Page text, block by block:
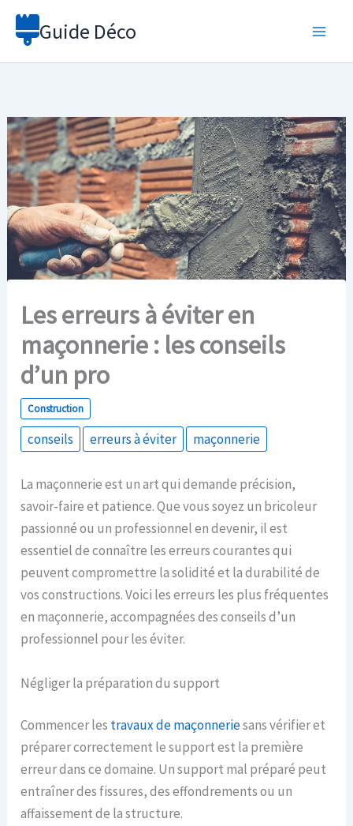
Aller
Guide Déco
Les erreurs à éviter en
maçonnerie : les conseils
d’un pro
Construction
conseils erreurs à éviter maçonnerie
La maçonnerie est un art qui demande précision,
savoir-faire et patience. Que vous soyez un bricoleur
passionné ou un professionnel en devenir, il est
essentiel de connaître les erreurs courantes qui
peuvent compromettre la solidité et la durabilité de
vos constructions. Voici les erreurs les plus fréquentes
en maçonnerie, accompagnées des conseils d’un
professionnel pour les éviter.
Négliger la préparation du support
Commencer les travaux de maçonneriesans vérifier et
préparer correctement le support est la première
erreur dans ce domaine. Un support mal préparé peut
entraîner des fissures, des effondrements ou un
affaissement de la structure.